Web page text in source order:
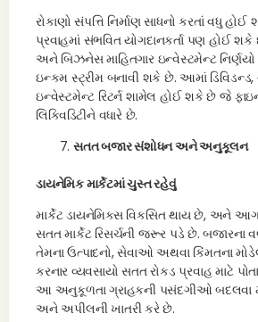
રોકાણો સંપત્તિ નિર્માણ સાધનો કરતાં વધુ
પ્રવાહમાં સંભવિત યોગદાનકર્તા પણ હોઈ
અને બિઝનેસ માહિતગાર ઇન્વેસ્ટમેન્ટ
ઇન્કમ સ્ટ્રીમ બનાવી શકે છે. આમાં
ઇન્વેસ્ટમેન્ટ રિટર્ન શામેલ હોઈ શકે છે જે
લિક્વિડિટીને વધારે છે.
સતત બજાર સંશોધન અને અનુકૂલન
ડાયનેમિક માર્કેટમાં ચુસ્ત રહેવું
માર્કેટ ડાયનેમિક્સ વિકસિત થાય છે, અને
સતત માર્કેટ રિસર્ચની જરૂર પડે છે. બજારના
તેમના ઉત્પાદનો, સેવાઓ અથવા કિંમતના
કરનાર વ્યવસાયો સતત રોકડ પ્રવાહ માટે
આ અનુકૂળતા ગ્રાહકની પસંદગીઓ બદલવા
અને અપીલની ખાતરી કરે છે.